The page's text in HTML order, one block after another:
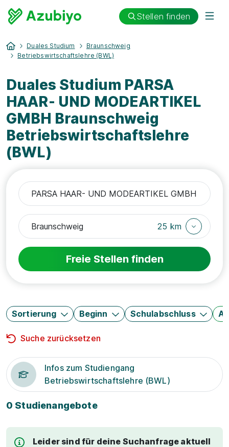
Stellen finden
Duales Studium
Braunschweig
Betriebswirtschaftslehre (BWL)
Duales Studium PARSA
HAAR- UND MODEARTIKEL
GMBH Braunschweig
Betriebswirtschaftslehre
(BWL)
25 km
Freie Stellen finden
Sortierung Beginn Schulabschluss
Suche zurücksetzen
Infos zum Studiengang
Betriebswirtschaftslehre (BWL)
0 Studienangebote
Leider sind für deine Suchanfrage aktuell